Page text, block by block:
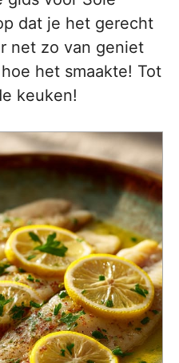
dat je het gerecht
net zo van geniet
het smaakte! Tot
keuken!